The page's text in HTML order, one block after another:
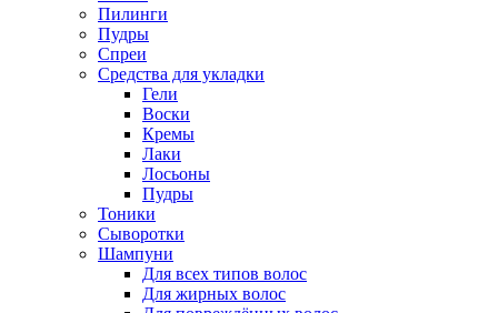
Пилинги
Пудры
Спреи
Средства для укладки
Гели
Воски
Кремы
Лаки
Лосьоны
Пудры
Тоники
Сыворотки
Шампуни
Для всех типов волос
Для жирных волос